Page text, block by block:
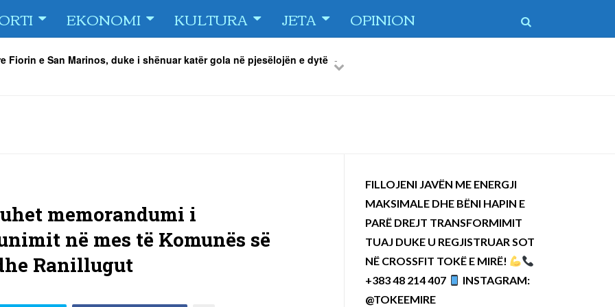
EKONOMI KULTURA JETA OPINION
Fiorin e San Marinos, duke i shënuar katër gola në pjesëlojën e dytë
Orhan Abdi -06/08/2026
këta lojtarë
PreviousNext
memorandumi i
në mes të Komunës së
Ranillugut
FILLOJENI JAVËN ME ENERGJI
MAKSIMALE DHE BËNI HAPIN E
PARË DREJT TRANSFORMIMIT
TUAJ DUKE U REGJISTRUAR SOT
NË CROSSFIT TOKË E MIRË!
+383 48 214 407
INSTAGRAM:
@TOKEEMIRE